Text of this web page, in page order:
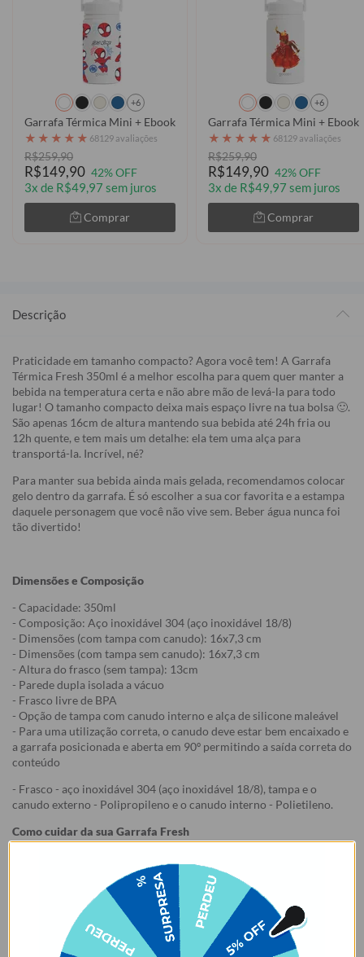
+6
Garrafa Térmica Mini + Ebook - Homem-Aranha - Stickers
★ ★ ★ ★ ★ 68129 avaliações
R$259,90
R$149,90 42% OFF
3x de R$49,97 sem juros
Comprar
+6
★ ★ ★ ★ ★ 68129 avaliações
R$259,90
R$149,90 42% OFF
3x de R$49,97 sem juros
Comprar
Descrição
Praticidade em tamanho compacto? Agora você tem! A Garrafa
Térmica Fresh 350ml é a melhor escolha para quem quer manter a
bebida na temperatura certa e não abre mão de levá-la para todo
lugar! O tamanho compacto deixa mais espaço livre na tua bolsa 🙂.
São apenas 16cm de altura mantendo sua bebida até 24h fria ou
12h quente, e tem mais um detalhe: ela tem uma alça para
transportá-la. Incrível, né?
Para manter sua bebida ainda mais gelada, recomendamos colocar
gelo dentro da garrafa. É só escolher a sua cor favorita e a estampa
daquele personagem que você não vive sem. Beber água nunca foi
tão divertido!
Dimensões e Composição
- Capacidade: 350ml
- Composição: Aço inoxidável 304 (aço inoxidável 18/8)
- Dimensões (com tampa com canudo): 16x7,3 cm
- Dimensões (com tampa sem canudo): 16x7,3 cm
- Altura do frasco (sem tampa): 13cm
- Parede dupla isolada a vácuo
- Frasco livre de BPA
- Opção de tampa com canudo interno e alça de silicone maleável
- Para uma utilização correta, o canudo deve estar bem encaixado e
a garrafa posicionada e aberta em 90º permitindo a saída correta do
conteúdo
- Frasco - aço inoxidável 304 (aço inoxidável 18/8), tampa e o
canudo externo - Polipropileno e o canudo interno - Polietileno.
Como cuidar da sua Garrafa Fresh
2. Não colocar o produto na geladeira ou no congelador, isso pode
danificá-lo. Recomenda-se pré-aquecer ou pré-resfriar a garrafa
com água antes de colocar o conteúdo, para mais tempo de
conservação.
3. Lave à mão. Não colocar na lava-louças. Não usar esponjas muito
abrasivas ao lavar, risco de arranhar a estampa.